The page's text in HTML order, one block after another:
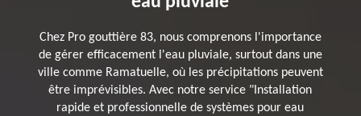
Chez Pro gouttière 83, nous comprenons l'importance
de gérer efficacement l'eau pluviale, surtout dans une
ville comme Ramatuelle, où les précipitations peuvent
être imprévisibles. Avec notre service "Installation
rapide et professionnelle de systèmes pour eau